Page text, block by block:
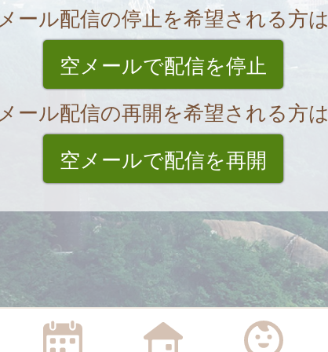
メール配信の停止を希望される方は
空メールで配信を停止
メール配信の再開を希望される方は
空メールで配信を再開